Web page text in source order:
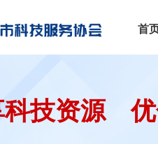
首
科技资源